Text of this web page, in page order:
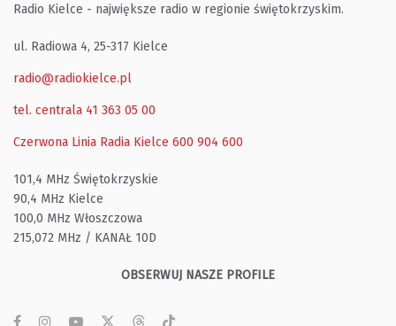
Radio Kielce - największe radio w regionie świętokrzyskim.
ul. Radiowa 4, 25-317 Kielce
radio@radiokielce.pl
tel. centrala 41 363 05 00
Czerwona Linia Radia Kielce 600 904 600
101,4 MHz Świętokrzyskie
90,4 MHz Kielce
100,0 MHz Włoszczowa
215,072 MHz / KANAŁ 10D
OBSERWUJ NASZE PROFILE